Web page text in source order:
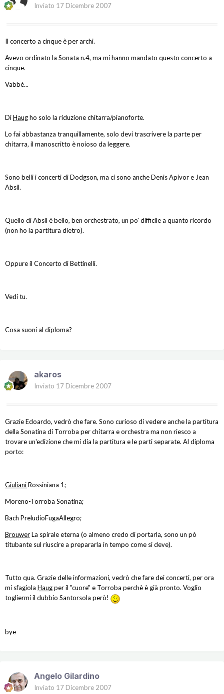
Inviato 17 Dicembre 2007
Il concerto a cinque è per archi.
Avevo ordinato la Sonata n.4, ma mi hanno mandato questo concerto a
cinque.
Vabbè...
DiHaugho solo la riduzione chitarra/pianoforte.
Lo fai abbastanza tranquillamente, solo devi trascrivere la parte per
chitarra, il manoscritto è noioso da leggere.
Sono belli i concerti di Dodgson, ma ci sono anche Denis Apivor e Jean
Absil.
Quello di Absil è bello, ben orchestrato, un po' difficile a quanto ricordo
(non ho la partitura dietro).
Oppure il Concerto di Bettinelli.
Vedi tu.
Cosa suoni al diploma?
akaros
Inviato 17 Dicembre 2007
Grazie Edoardo, vedrò che fare. Sono curioso di vedere anche la partitura
della Sonatina di Torroba per chitarra e orchestra ma non riesco a
trovare un'edizione che mi dia la partitura e le parti separate. Al diploma
porto:
GiulianiRossiniana 1;
Moreno-Torroba Sonatina;
Bach PreludioFugaAllegro;
BrouwerLa spirale eterna (o almeno credo di portarla, sono un pò
titubante sul riuscire a prepararla in tempo come si deve).
Tutto qua. Grazie delle informazioni, vedrò che fare dei concerti, per ora
mi sfagiola Haugper il "cuore" e Torroba perchè è già pronto. Voglio
togliermi il dubbio Santorsola però!
bye
Angelo Gilardino
Inviato 17 Dicembre 2007